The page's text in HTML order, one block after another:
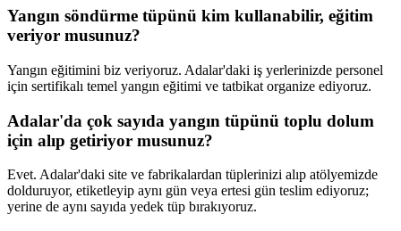
Yangın söndürme tüpünü kim kullanabilir, eğitim
veriyor musunuz?
Yangın eğitimini biz veriyoruz. Adalar'daki iş yerlerinizde personel
için sertifikalı temel yangın eğitimi ve tatbikat organize ediyoruz.
Adalar'da çok sayıda yangın tüpünü toplu dolum
için alıp getiriyor musunuz?
Evet. Adalar'daki site ve fabrikalardan tüplerinizi alıp atölyemizde
dolduruyor, etiketleyip aynı gün veya ertesi gün teslim ediyoruz;
yerine de aynı sayıda yedek tüp bırakıyoruz.